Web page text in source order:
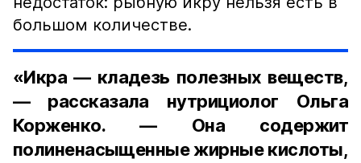
большом количестве.
«Икра — кладезь полезных веществ,
— рассказала нутрициолог Ольга
Корженко. — Она содержит
полиненасыщенные жирные кислоты,